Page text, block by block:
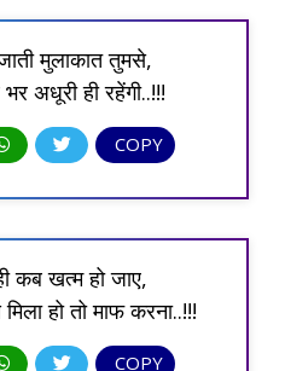
मुलाकात तुमसे,
अधूरी ही रहेंगी..!!!
COPY
कब खत्म हो जाए,
हो तो माफ करना..!!!
COPY